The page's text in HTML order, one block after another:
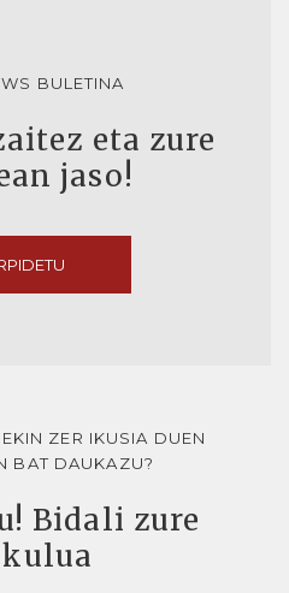
BULETINA
eta zure
jaso!
ZER IKUSIA DUEN
BAT DAUKAZU?
Bidali zure